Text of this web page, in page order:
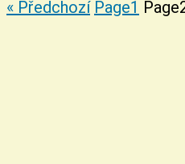
« Předchozí Page1 Page